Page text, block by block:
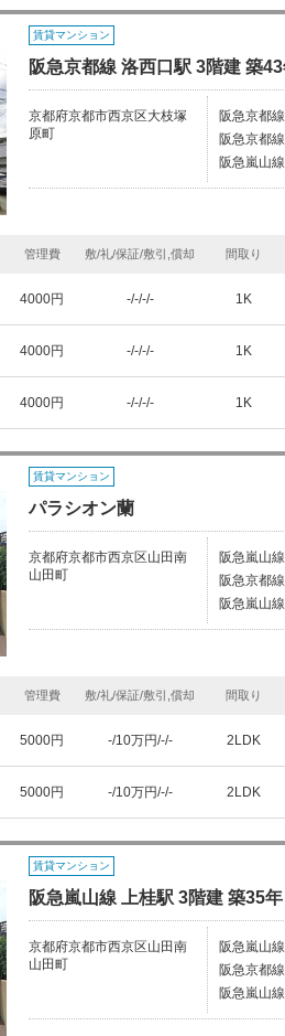
賃貸マンション
阪急京都線 洛西口駅 3階建 築
京都府京都市西京区大枝塚
原町
阪急京都
阪急京都
阪急嵐山
管理費 敷/礼/保証/敷引,償却 間取り
4000円 -/-/-/- 1K
4000円 -/-/-/- 1K
4000円 -/-/-/- 1K
賃貸マンション
パラシオン蘭
京都府京都市西京区山田南
山田町
阪急嵐山
阪急京都
阪急嵐山
管理費 敷/礼/保証/敷引,償却 間取り
5000円 -/10万円/-/- 2LDK
5000円 -/10万円/-/- 2LDK
賃貸マンション
阪急嵐山線 上桂駅 3階建 築35年
京都府京都市西京区山田南
山田町
阪急嵐山
阪急京都
阪急嵐山